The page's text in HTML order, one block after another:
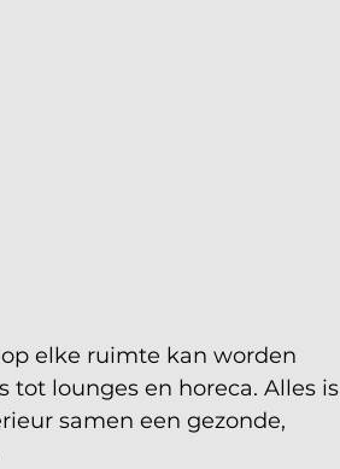
elke ruimte kan worden
lounges en horeca. Alles is
samen een gezonde,